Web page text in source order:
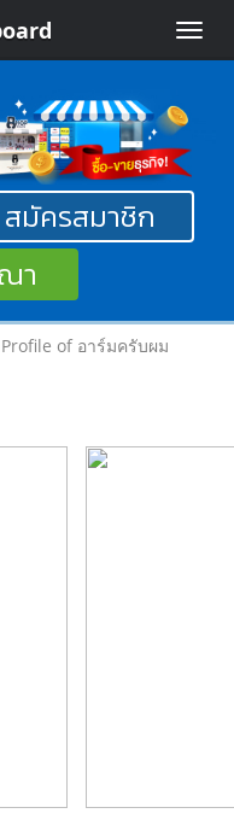
Toggle
สมัครสมาชิก
า
Profile of อาร์มครับผม